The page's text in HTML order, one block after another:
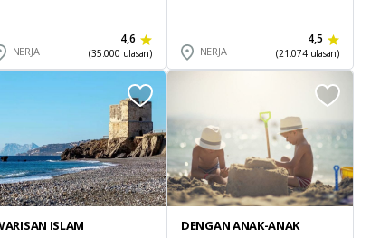
NERJA
4,6
(35.000 ulasan) NERJA
4,5
(21.074 ulasan)
ISLAM DENGAN ANAK-ANAK